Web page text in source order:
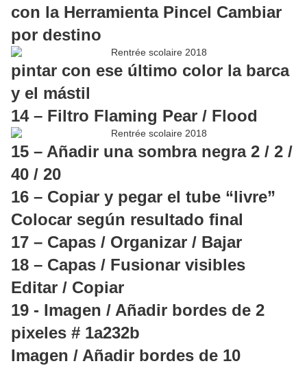
con la Herramienta Pincel Cambiar
por destino
pintar con ese último color la barca
y el mástil
14 – Filtro Flaming Pear / Flood
15 – Añadir una sombra negra 2 / 2 /
40 / 20
16 – Copiar y pegar el tube “livre”
Colocar según resultado final
17 – Capas / Organizar / Bajar
18 – Capas / Fusionar visibles
Editar / Copiar
19 - Imagen / Añadir bordes de 2
pixeles # 1a232b
Imagen / Añadir bordes de 10